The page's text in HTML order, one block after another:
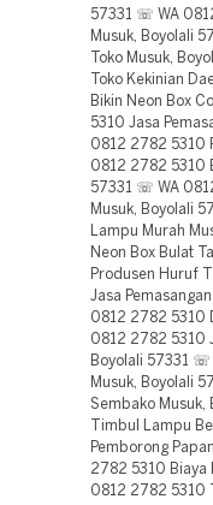
57331 ☏ WA
Musuk, Boyolali
Toko Musuk,
Toko Kekinian
Bikin Neon Box
5310 Jasa
0812 2782 5310
0812 2782 5310
57331 ☏ WA
Musuk, Boyolali
Lampu Murah
Neon Box Bulat
Produsen Huruf
Jasa
0812 2782 5310
0812 2782 5310
Boyolali 57331 ☏
Musuk, Boyolali
Sembako
Timbul Lampu
Pemborong
2782 5310 Biaya
0812 2782 5310